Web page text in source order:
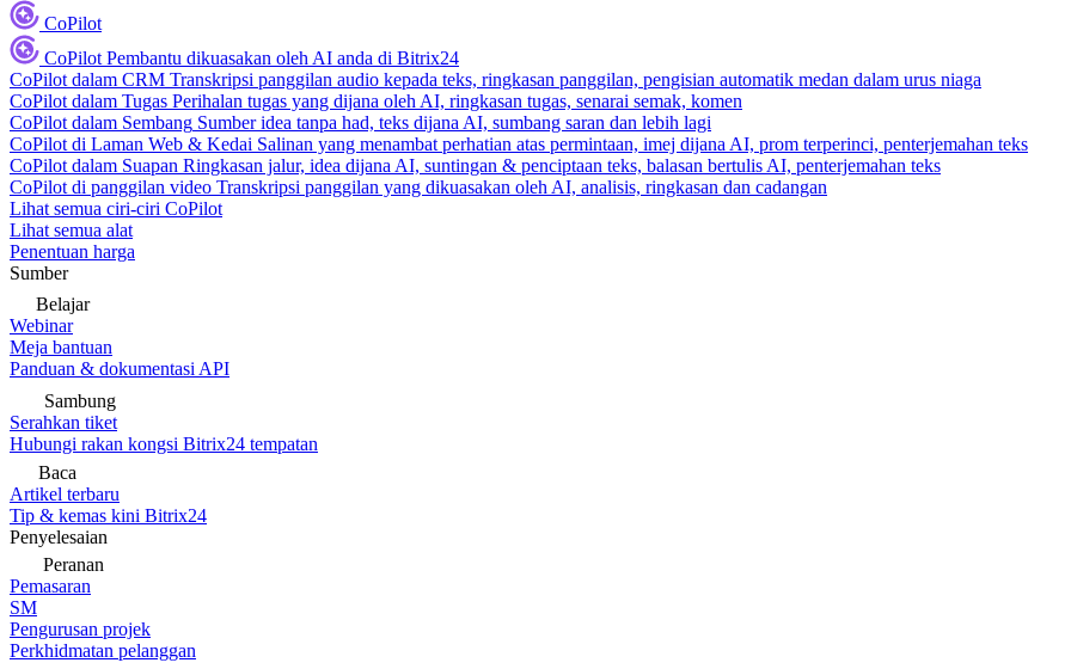
CoPilot
CoPilot Pembantu dikuasakan oleh AI anda di Bitrix24
CoPilot dalam CRM Transkripsi panggilan audio kepada teks, ringkasan panggilan, pengisian automatik medan dalam urus niaga
CoPilot dalam Tugas Perihalan tugas yang dijana oleh AI, ringkasan tugas, senarai semak, komen
CoPilot dalam Sembang Sumber idea tanpa had, teks dijana AI, sumbang saran dan lebih lagi
CoPilot di Laman Web & Kedai Salinan yang menambat perhatian atas permintaan, imej dijana AI, prom terperinci, penterjemahan teks
CoPilot dalam Suapan Ringkasan jalur, idea dijana AI, suntingan & penciptaan teks, balasan bertulis AI, penterjemahan teks
CoPilot di panggilan video Transkripsi panggilan yang dikuasakan oleh AI, analisis, ringkasan dan cadangan
Lihat semua ciri-ciri CoPilot
Lihat semua alat
Penentuan harga
Sumber
Belajar
Webinar
Meja bantuan
Panduan & dokumentasi API
Sambung
Serahkan tiket
Hubungi rakan kongsi Bitrix24 tempatan
Baca
Artikel terbaru
Tip & kemas kini Bitrix24
Penyelesaian
Peranan
Pemasaran
SM
Pengurusan projek
Perkhidmatan pelanggan